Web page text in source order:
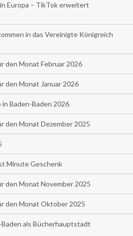
Europa – TikTok erweitert
in das Vereinigte Königreich
den Monat Februar 2026
den Monat Januar 2026
in Baden-Baden 2026
den Monat Dezember 2025
Minute Geschenk
den Monat November 2025
den Monat Oktober 2025
als Bücherhauptstadt